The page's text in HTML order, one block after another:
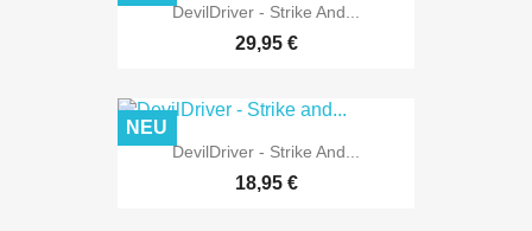
DevilDriver - Strike And...
29,95 €
DevilDriver - Strike And...
18,95 €
NEU